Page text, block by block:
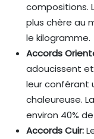
compositions.
plus chère au
le kilogramme.
Accords
adoucissent
leur conférant
chaleureuse.
environ 40%
Accords Cuir: